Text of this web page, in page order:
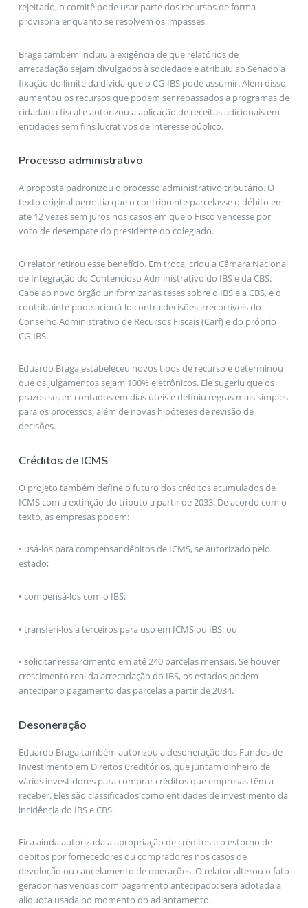
rejeitado, o comitê pode usar parte dos recursos de forma
provisória enquanto se resolvem os impasses.
Braga também incluiu a exigência de que relatórios de
arrecadação sejam divulgados à sociedade e atribuiu ao Senado a
fixação do limite da dívida que o CG-IBS pode assumir. Além disso,
aumentou os recursos que podem ser repassados a programas de
cidadania fiscal e autorizou a aplicação de receitas adicionais em
entidades sem fins lucrativos de interesse público.
Processo administrativo
A proposta padronizou o processo administrativo tributário. O
texto original permitia que o contribuinte parcelasse o débito em
até 12 vezes sem juros nos casos em que o Fisco vencesse por
voto de desempate do presidente do colegiado.
O relator retirou esse benefício. Em troca, criou a Câmara Nacional
de Integração do Contencioso Administrativo do IBS e da CBS.
Cabe ao novo órgão uniformizar as teses sobre o IBS e a CBS, e o
contribuinte pode acioná-lo contra decisões irrecorríveis do
Conselho Administrativo de Recursos Fiscais (Carf) e do próprio
CG-IBS.
Eduardo Braga estabeleceu novos tipos de recurso e determinou
que os julgamentos sejam 100% eletrônicos. Ele sugeriu que os
prazos sejam contados em dias úteis e definiu regras mais simples
para os processos, além de novas hipóteses de revisão de
decisões.
Créditos de ICMS
O projeto também define o futuro dos créditos acumulados de
ICMS com a extinção do tributo a partir de 2033. De acordo com o
texto, as empresas podem:
• usá-los para compensar débitos de ICMS, se autorizado pelo
estado;
• compensá-los com o IBS;
• transferi-los a terceiros para uso em ICMS ou IBS; ou
• solicitar ressarcimento em até 240 parcelas mensais. Se houver
crescimento real da arrecadação do IBS, os estados podem
antecipar o pagamento das parcelas a partir de 2034.
Desoneração
Eduardo Braga também autorizou a desoneração dos Fundos de
Investimento em Direitos Creditórios, que juntam dinheiro de
vários investidores para comprar créditos que empresas têm a
receber. Eles são classificados como entidades de investimento da
incidência do IBS e CBS.
Fica ainda autorizada a apropriação de créditos e o estorno de
débitos por fornecedores ou compradores nos casos de
devolução ou cancelamento de operações. O relator alterou o fato
gerador nas vendas com pagamento antecipado: será adotada a
alíquota usada no momento do adiantamento.